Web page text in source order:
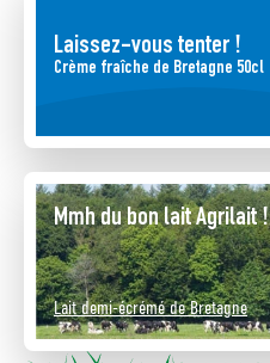
Laissez-vous tenter !
Crème fraîche de Bretagne 50cl
Mmh du bon lait Agrilait !
Lait demi-écrémé de Bretagne